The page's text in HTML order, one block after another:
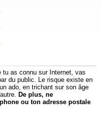
tu as connu sur Internet, vas
du public. Le risque existe en
ado, en trichant sur son âge
De plus, ne
ou ton adresse postale